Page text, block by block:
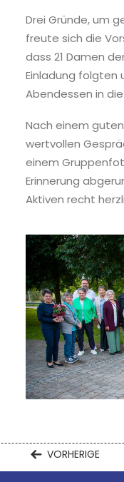
Drei Gründe, um
freute sich die
dass 21 Damen
Einladung folgten
Abendessen in
Nach einem
wertvollen
einem
Erinnerung
Aktiven recht
VORHERIGE